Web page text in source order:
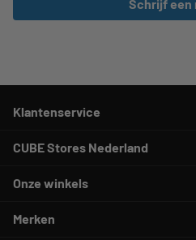
Schrijf een
Klantenservice
CUBE Stores Nederland
Onze winkels
Merken